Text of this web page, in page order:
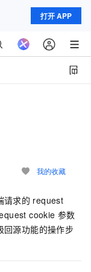
打开 APP
我的收藏
请求的 request
cookie 参数
回源功能的操作步